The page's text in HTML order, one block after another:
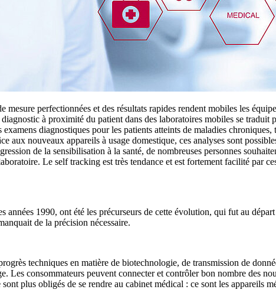
mesure perfectionnées et des résultats rapides rendent mobiles les
à proximité du patient dans des laboratoires mobiles se traduit
diagnostiques pour les patients atteints de maladies
aux nouveaux appareils à usage domestique, ces analyses sont
de la sensibilisation à la santé, de nombreuses personnes
Le self tracking est très tendance et est fortement facilité par
années 1990, ont été les précurseurs de cette évolution, qui fut au
de la précision nécessaire.
techniques en matière de biotechnologie, de transmission de
Les consommateurs peuvent connecter et contrôler bon nombre des
plus obligés de se rendre au cabinet médical : ce sont les appareils